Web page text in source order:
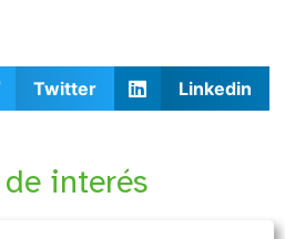
Twitter Linkedin
interés